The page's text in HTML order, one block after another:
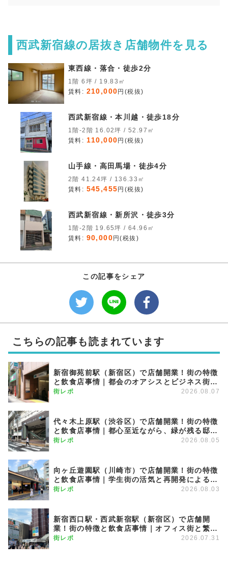
西武新宿線の居抜き店舗物件を見る
東西線・落合・徒歩2分
1階 6坪 / 19.83㎡
賃料: 210,000 円(税抜)
西武新宿線・本川越・徒歩18分
1階-2階 16.02坪 / 52.97㎡
賃料: 110,000 円(税抜)
山手線・高田馬場・徒歩4分
2階 41.24坪 / 136.33㎡
賃料: 545,455 円(税抜)
西武新宿線・新所沢・徒歩3分
1階-2階 19.65坪 / 64.96㎡
賃料: 90,000 円(税抜)
この記事をシェア
こちらの記事も読まれています
新宿御苑前駅（新宿区）で店舗開業！街の特徴
と飲食店事情｜都会のオアシスとビジネス街が
調和する優雅な街
街レポ 2026.08.07
代々木上原駅（渋谷区）で店舗開業！街の特徴
と飲食店事情｜都心至近ながら、緑が残る邸宅
エリア
街レポ 2026.08.05
向ヶ丘遊園駅（川崎市）で店舗開業！街の特徴
と飲食店事情｜学生街の活気と再開発による発
展が期待できる注目のエリア
街レポ 2026.08.03
新宿西口駅・西武新宿駅（新宿区）で店舗開
業！街の特徴と飲食店事情｜オフィス街と繁華
街を繋ぐグラデーション商圏
街レポ 2026.07.31